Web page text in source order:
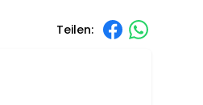
Teilen: